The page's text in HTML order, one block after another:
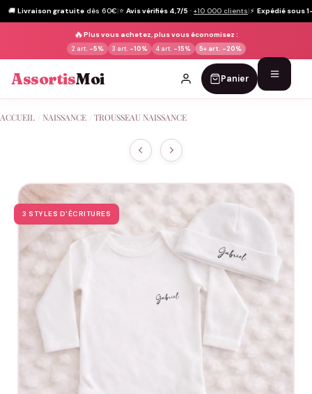
🚚 Livraison gratuite dès 60€|⭐ Avis vérifiés 4,7/5 · +10 000 clients|⚡ Expédié sous
🔥Plus vous achetez, plus vous économisez :
2 art. -5% 3 art. -10% 4 art. -15% 5+ art. -20%
AssortisMoi Panier
au
ACCUEIL NAISSANCE TROUSSEAU NAISSANCE
3 STYLES D'ÉCRITURES